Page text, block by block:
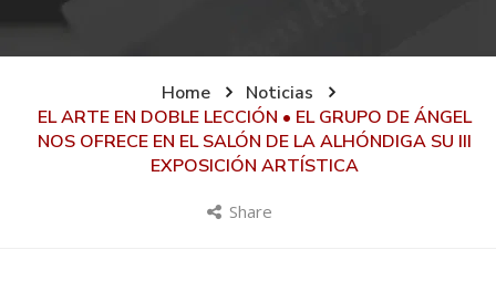
Home
Noticias
EL ARTE EN DOBLE LECCIÓN • EL GRUPO DE ÁNGEL
NOS OFRECE EN EL SALÓN DE LA ALHÓNDIGA SU III
EXPOSICIÓN ARTÍSTICA
Share